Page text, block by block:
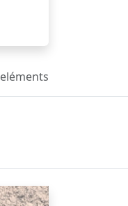
eléments